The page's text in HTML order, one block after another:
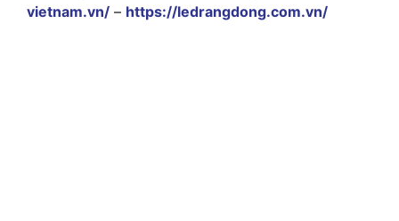
vietnam.vn/ – https://ledrangdong.com.vn/